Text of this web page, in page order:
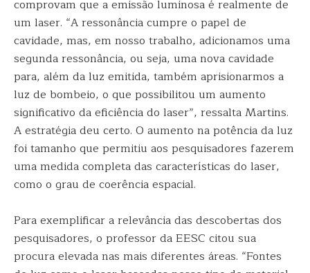
comprovam que a emissão luminosa é realmente de
um laser. “A ressonância cumpre o papel de
cavidade, mas, em nosso trabalho, adicionamos uma
segunda ressonância, ou seja, uma nova cavidade
para, além da luz emitida, também aprisionarmos a
luz de bombeio, o que possibilitou um aumento
significativo da eficiência do laser”, ressalta Martins.
A estratégia deu certo. O aumento na potência da luz
foi tamanho que permitiu aos pesquisadores fazerem
uma medida completa das características do laser,
como o grau de coerência espacial.
Para exemplificar a relevância das descobertas dos
pesquisadores, o professor da EESC citou sua
procura elevada nas mais diferentes áreas. “Fontes